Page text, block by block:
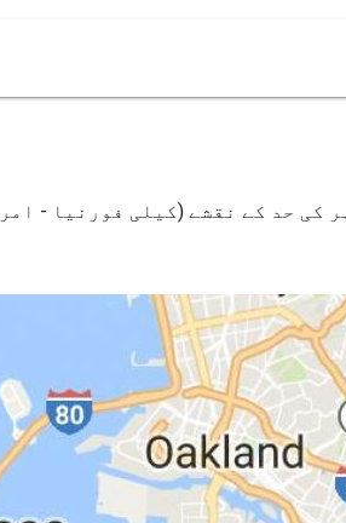
کی حد کے نقشے (کیلی فورنیا -